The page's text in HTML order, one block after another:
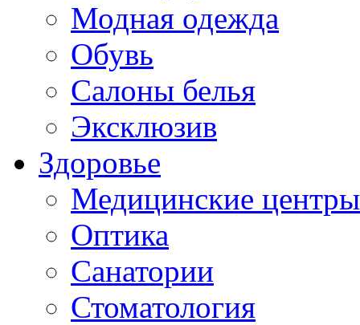
Модная одежда
Обувь
Салоны белья
Эксклюзив
Здоровье
Медицинские центры
Оптика
Санатории
Стоматология